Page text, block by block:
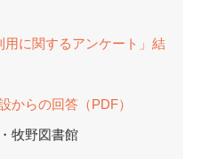
に関するアンケート」結
からの回答（PDF）
牧野図書館